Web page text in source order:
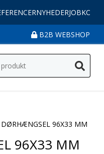
NYHEDERJOB
B2B WEBSHOP
96X33 MM
96X33 MM